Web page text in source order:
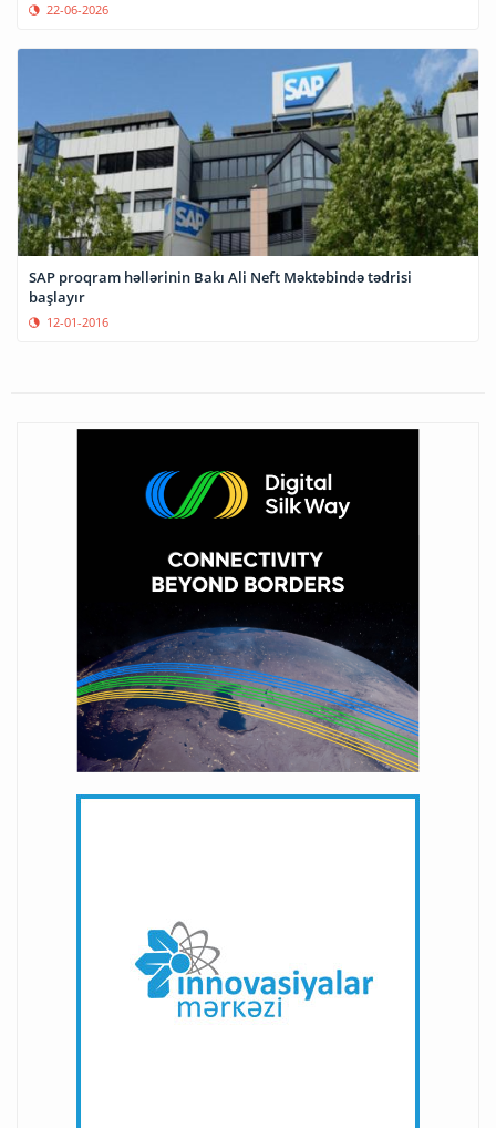
22-06-2026
SAP proqram həllərinin Bakı Ali Neft Məktəbində tədrisi
başlayır
12-01-2016